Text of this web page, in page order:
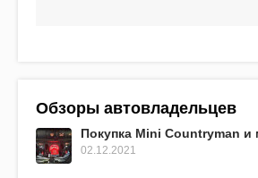
Обзоры автовладельцев
Покупка Mini Countryman и
02.12.2021